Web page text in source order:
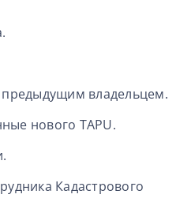
предыдущим владельцем.
нового TAPU.
Кадастрового